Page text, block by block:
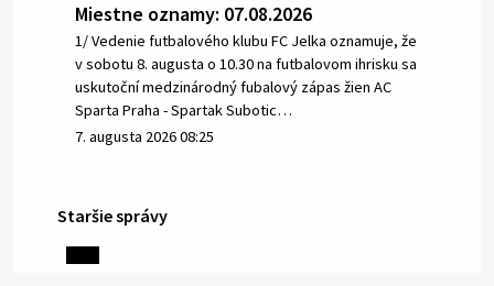
Miestne oznamy: 07.08.2026
1/ Vedenie futbalového klubu FC Jelka oznamuje, že
v sobotu 8. augusta o 10.30 na futbalovom ihrisku sa
uskutoční medzinárodný fubalový zápas žien AC
Sparta Praha - Spartak Subotic…
7. augusta 2026 08:25
6. augusta 2026 08:13
Staršie správy